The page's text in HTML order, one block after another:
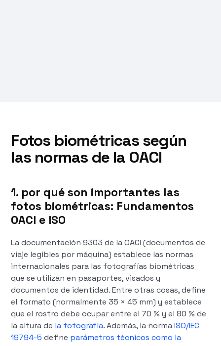
Fotos biométricas según
las normas de la OACI
1. por qué son importantes las
fotos biométricas: Fundamentos
OACI e ISO
La documentación 9303 de la OACI (documentos de
viaje legibles por máquina) establece las normas
internacionales para las fotografías biométricas
que se utilizan en pasaportes, visados y
documentos de identidad. Entre otras cosas, define
el formato (normalmente 35 × 45 mm) y establece
que el rostro debe ocupar entre el 70 % y el 80 % de
la altura de la fotografía. Además, la normaISO/IEC
19794-5 define parámetros técnicos como la